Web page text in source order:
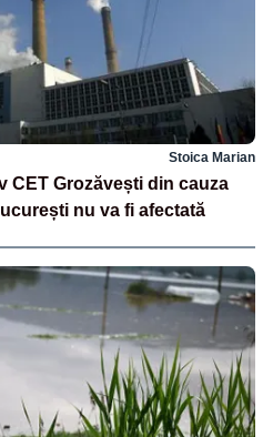
Stoica Marian
CET Grozăvești din cauza
nu va fi afectată